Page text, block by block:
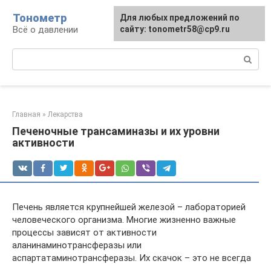
контенту
Тонометр
Всё о давлении
Главная » Лекарства
Печеночные трансаминазы и их уровни
активности
Печень является крупнейшей железой – лабораторией
человеческого организма. Многие жизненно важные
процессы зависят от активности
аланинаминотрансферазы или
аспартатаминотрансферазы. Их скачок – это не всегда
Для любых предложений по
сайту: tonometr58@cp9.ru
Для любых предложений по
сайту: tonometr58@cp9.ru